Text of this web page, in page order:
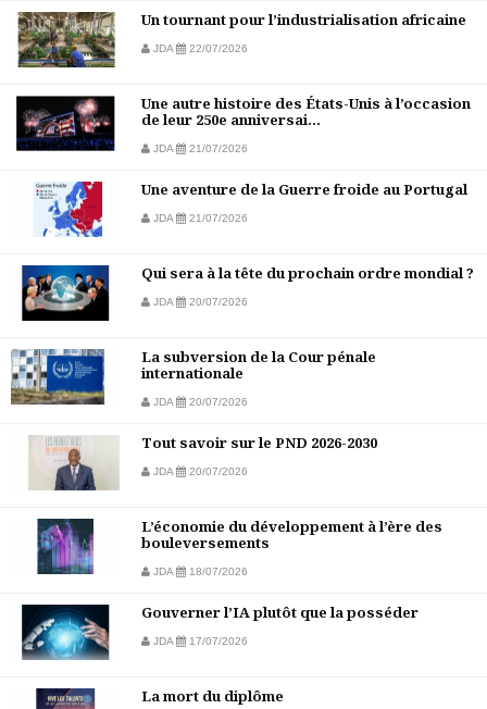
Un tournant pour l’industrialisation africaine
JDA 22/07/2026
Une autre histoire des États-Unis à l’occasion
de leur 250e anniversai...
JDA 21/07/2026
Une aventure de la Guerre froide au Portugal
JDA 21/07/2026
Qui sera à la tête du prochain ordre mondial ?
JDA 20/07/2026
La subversion de la Cour pénale
internationale
JDA 20/07/2026
Tout savoir sur le PND 2026-2030
JDA 20/07/2026
L’économie du développement à l’ère des
bouleversements
JDA 18/07/2026
Gouverner l’IA plutôt que la posséder
JDA 17/07/2026
La mort du diplôme